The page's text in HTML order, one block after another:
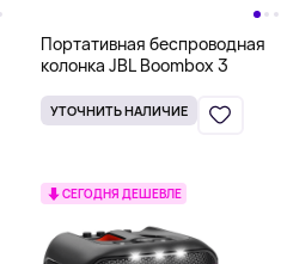
Портативная беспроводная
колонка JBL Boombox 3
УТОЧНИТЬ НАЛИЧИЕ
СЕГОДНЯ ДЕШЕВЛЕ